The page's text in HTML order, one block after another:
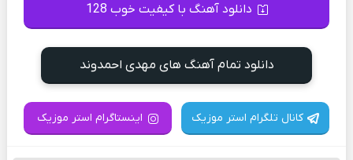
دانلود آهنگ با کیفیت خوب 128
دانلود تمام آهنگ های مهدی احمدوند
کانال تلگرام استر موزیک اینستاگرام استر موزیک